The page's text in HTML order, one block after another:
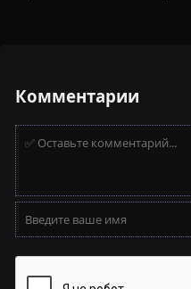
Комментарии